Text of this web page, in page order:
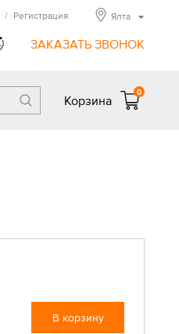
ЗАКАЗАТЬ ЗВОНОК
/ Регистрация Ялта
Корзина
0
В корзину